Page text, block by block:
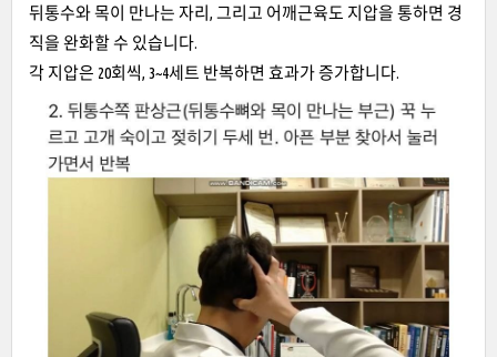
뒤통수와 목이 만나는 자리, 그리고 어깨근육도 지압을 통하면 경
직을 완화할 수 있습니다.
각 지압은 20회씩, 3~4세트 반복하면 효과가 증가합니다.